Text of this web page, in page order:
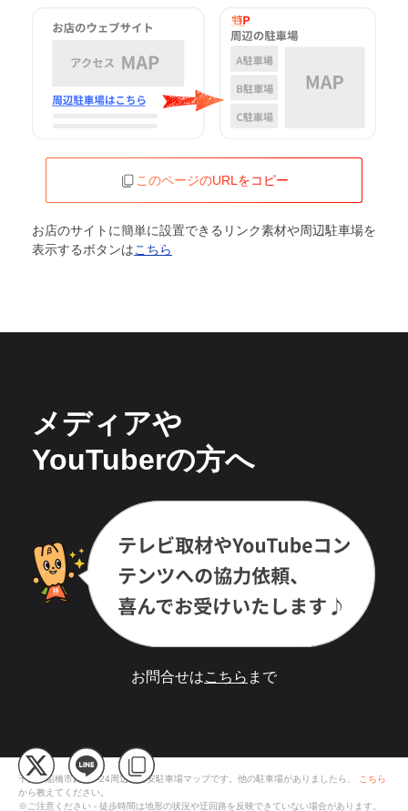
このページのURLをコピー
お店のサイトに簡単に設置できるリンク素材や周辺駐車場を
表示するボタンはこちら
メディアや
YouTuberの方へ
お問合せはこちら まで
千葉県船橋市西船1-24 周辺の格安駐車場マップです。他の駐車場がありましたら、
こちら
から教えてください。
※ご注意ください - 徒歩時間は地形の状況や迂回路を反映できていない場合があります。